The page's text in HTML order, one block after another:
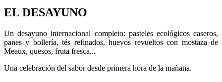
EL DESAYUNO
Un desayuno internacional completo: pasteles ecológicos caseros,
panes y bollería, tés refinados, huevos revueltos con mostaza de
Meaux, quesos, fruta fresca...
Una celebración del sabor desde primera hora de la mañana.